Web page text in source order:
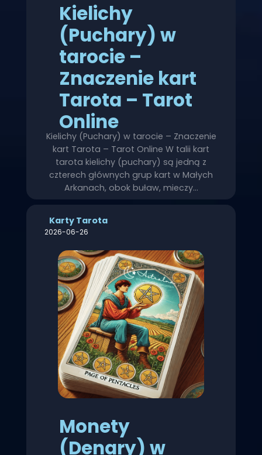
Kielichy
(Puchary) w
tarocie –
Znaczenie kart
Tarota – Tarot
Online
Kielichy (Puchary) w tarocie – Znaczenie
kart Tarota – Tarot Online W talii kart
tarota kielichy (puchary) są jedną z
czterech głównych grup kart w Małych
Arkanach, obok buław, mieczy…
Karty Tarota
2026-06-26
Monety
(Denary) w